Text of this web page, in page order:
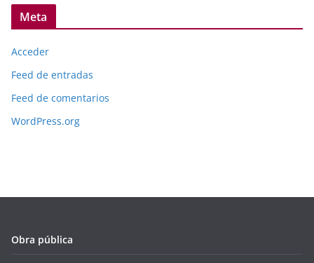
Meta
Acceder
Feed de entradas
Feed de comentarios
WordPress.org
Obra pública